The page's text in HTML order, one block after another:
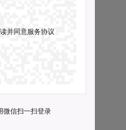
并同意服务协议
微信扫一扫登录